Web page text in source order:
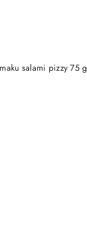
salami pizzy 75 g